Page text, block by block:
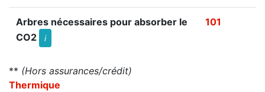
Arbres nécessaires pour absorber le
CO2
i
101
** (Hors assurances/crédit)
Thermique